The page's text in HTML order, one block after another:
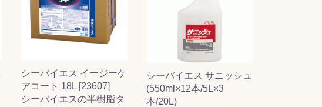
シーバイエス イージーケ
アコート 18L [23607]
シーバイエスの半樹脂タ
シーバイエス サニッシュ
(550ml×12本/5L×3
本/20L)